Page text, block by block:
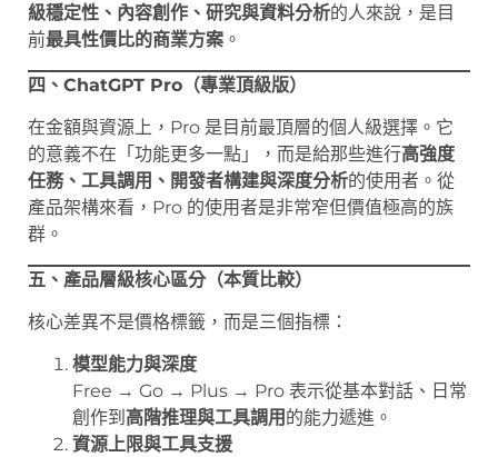
級穩定性、內容創作、研究與資料分析的人來說，是目
前最具性價比的商業方案 。
四、ChatGPT Pro（專業頂級版）
在金額與資源上，Pro 是目前最頂層的個人級選擇。它
的意義不在「功能更多一點」，而是給那些進行高強度
任務、工具調用、開發者構建與深度分析的使用者。從
產品架構來看，Pro 的使用者是非常窄但價值極高的族
群。
五、產品層級核心區分（本質比較）
核心差異不是價格標籤，而是三個指標：
模型能力與深度
Free → Go → Plus → Pro 表示從基本對話、日常
創作到 高階推理與工具調用 的能力遞進。
資源上限與工具支援